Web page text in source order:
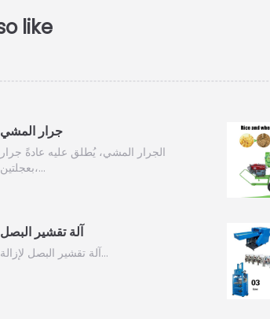
جرار المشي
الجرار المشي، يُطلق عليه عادةً جرار
بعجلتين،…
آلة تقشير البصل
آلة تقشير البصل لإزالة…